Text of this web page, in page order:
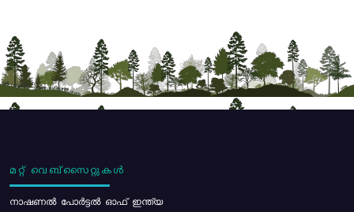
മറ്റ് വെബ്സൈറ്റുകൾ
നാഷണൽ പോർട്ടൽ ഓഫ് ഇന്ത്യ